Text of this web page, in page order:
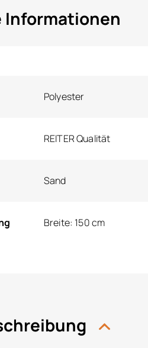
Informationen
Polyester
REITER Qualität
Sand
Breite: 150 cm